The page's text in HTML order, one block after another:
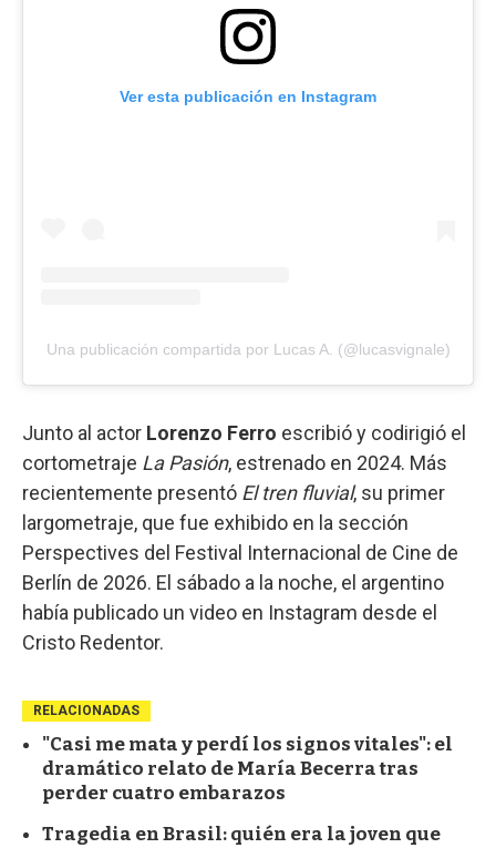
Ver esta publicación en Instagram
Una publicación compartida por Lucas A. (@lucasvignale)
Junto al actor Lorenzo Ferro escribió y codirigió el
cortometraje La Pasión, estrenado en 2024. Más
recientemente presentó El tren fluvial, su primer
largometraje, que fue exhibido en la sección
Perspectives del Festival Internacional de Cine de
Berlín de 2026. El sábado a la noche, el argentino
había publicado un video en Instagram desde el
Cristo Redentor.
RELACIONADAS
"Casi me mata y perdí los signos vitales": el
dramático relato de María Becerra tras
perder cuatro embarazos
Tragedia en Brasil: quién era la joven que